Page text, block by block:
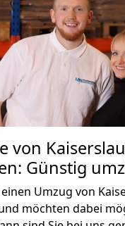
von
Günstig
Umzug von
möchten dabei